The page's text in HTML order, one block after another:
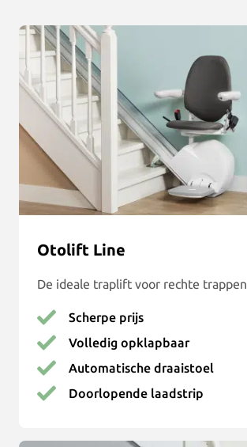
Otolift Line
De ideale traplift voor rechte trappen
Scherpe prijs
Volledig opklapbaar
Automatische draaistoel
Doorlopende laadstrip